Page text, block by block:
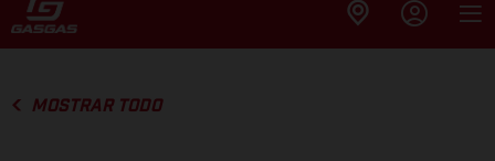
MOSTRAR TODO